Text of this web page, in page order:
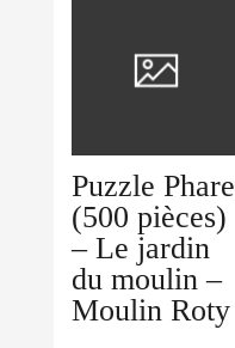
Puzzle Phare
(500 pièces)
– Le jardin
du moulin –
Moulin Roty